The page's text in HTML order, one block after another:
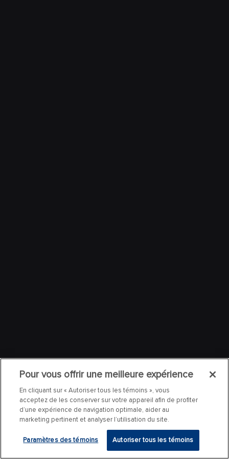
Pour vous offrir une meilleure expérience
En cliquant sur « Autoriser tous les témoins », vous
acceptez de les conserver sur votre appareil afin de profiter
d’une expérience de navigation optimale, aider au
marketing pertinent et analyser l’utilisation du site.
Paramètres des témoins Autoriser tous les témoins